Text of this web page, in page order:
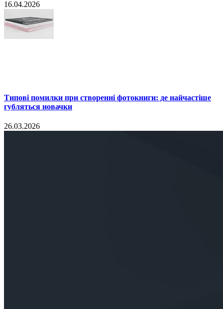
16.04.2026
Типові помилки при створенні фотокниги: де найчастіше
губляться новачки
26.03.2026